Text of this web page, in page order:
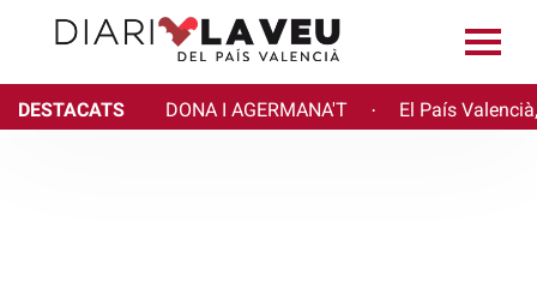
DESTACATS DONA I AGERMANA'T · El País